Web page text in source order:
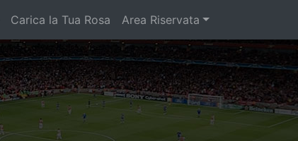
Carica la Tua Rosa Area Riservata